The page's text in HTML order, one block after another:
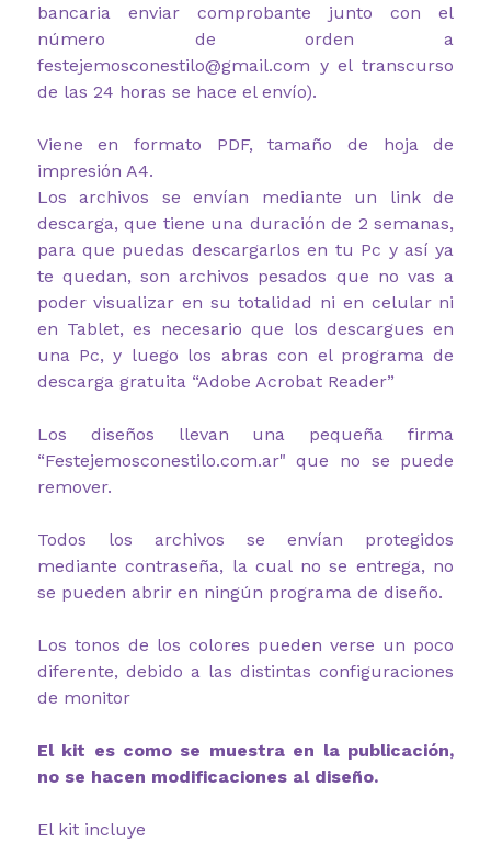
bancaria enviar comprobante junto con el
número de orden a
festejemosconestilo@gmail.com y el transcurso
de las 24 horas se hace el envío).
Viene en formato PDF, tamaño de hoja de
impresión A4.
Los archivos se envían mediante un link de
descarga, que tiene una duración de 2 semanas,
para que puedas descargarlos en tu Pc y así ya
te quedan, son archivos pesados que no vas a
poder visualizar en su totalidad ni en celular ni
en Tablet, es necesario que los descargues en
una Pc, y luego los abras con el programa de
descarga gratuita “Adobe Acrobat Reader”
Los diseños llevan una pequeña firma
“Festejemosconestilo.com.ar" que no se puede
remover.
Todos los archivos se envían protegidos
mediante contraseña, la cual no se entrega, no
se pueden abrir en ningún programa de diseño.
Los tonos de los colores pueden verse un poco
diferente, debido a las distintas configuraciones
de monitor
El kit es como se muestra en la publicación,
no se hacen modificaciones al diseño.
El kit incluye